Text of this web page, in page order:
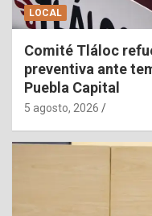
LOCAL
Comité Tláloc
preventiva ante
Puebla Capital
5 agosto, 2026